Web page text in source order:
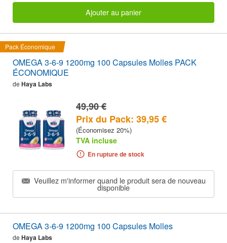
Ajouter au panier
Pack Économique
OMEGA 3-6-9 1200mg 100 Capsules Molles PACK
ÉCONOMIQUE
de Haya Labs
49,90 €
Prix du Pack: 39,95 €
(Économisez 20%)
TVA incluse
En rupture de stock
Veuillez m'informer quand le produit sera de nouveau
disponible
OMEGA 3-6-9 1200mg 100 Capsules Molles
de Haya Labs